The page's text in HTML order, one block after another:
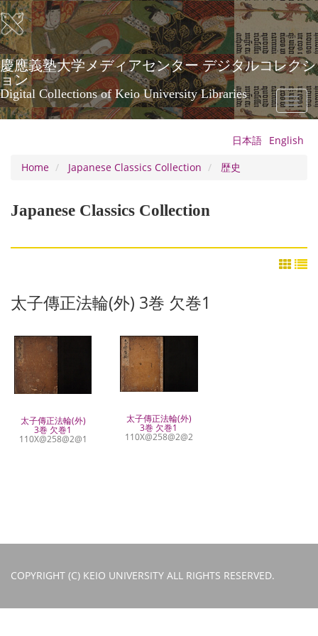
Skip
to
main
content
慶應義塾大学メディアセンター デジタルコレクシ
ョン
Digital Collections of Keio University Libraries
Toggle
日本語 English
Home
Japanese Classics Collection 歴史
Japanese Classics Collection
太子傳正法輪(外) 3巻 欠巻1
太子傳正法輪(外)
3巻 欠巻1
110X@258@2@1
太子傳正法輪(外)
3巻 欠巻1
110X@258@2@2
COPYRIGHT (C) KEIO UNIVERSITY ALL RIGHTS RESERVED.